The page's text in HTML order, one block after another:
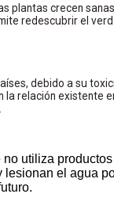
plantas crecen
redescubrir el
debido a su
la relación existente
utiliza
el agua